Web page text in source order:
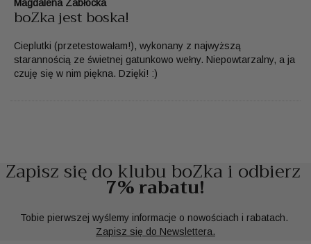
Magdalena Zabłocka
boZka jest boska!
Cieplutki (przetestowałam!), wykonany z najwyższą
starannością ze świetnej gatunkowo wełny. Niepowtarzalny, a ja
czuję się w nim piękna. Dzięki! :)
Zapisz się do klubu boZka i odbierz
7% rabatu!
Tobie pierwszej wyślemy informacje o nowościach i rabatach.
Zapisz się do Newslettera.